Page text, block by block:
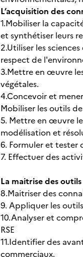
L’acquisition des
1.Mobiliser la
et synthétiser leurs
2.Utiliser les
respect de
3.Mettre en œuvre
végétales.
4.Concevoir et
Mobiliser les outils
5. Mettre en œuvre
modélisation et
6. Formuler et
7. Effectuer des
La maitrise des
8.Maitriser des
9. Appliquer les
10.Analyser et
RSE
11.Identifier des
commerciaux.